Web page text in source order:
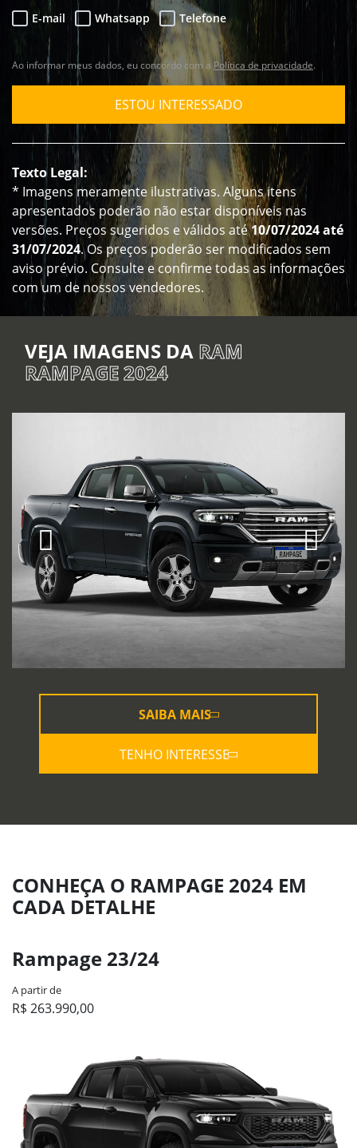
E-mail Whatsapp Telefone
Ao informar meus dados, eu concordo com a Política de privacidade.
ESTOU INTERESSADO
Texto Legal:
* Imagens meramente ilustrativas. Alguns itens
apresentados poderão não estar disponíveis nas
versões. Preços sugeridos e válidos até10/07/2024 até
31/07/2024. Os preços poderão ser modificados sem
aviso prévio. Consulte e confirme todas as informações
com um de nossos vendedores.
VEJA IMAGENS DA RAM
RAMPAGE 2024
SAIBA MAIS
TENHO INTERESSE
CONHEÇA O RAMPAGE 2024 EM
CADA DETALHE
Rampage 23/24
A partir de
R$ 263.990,00